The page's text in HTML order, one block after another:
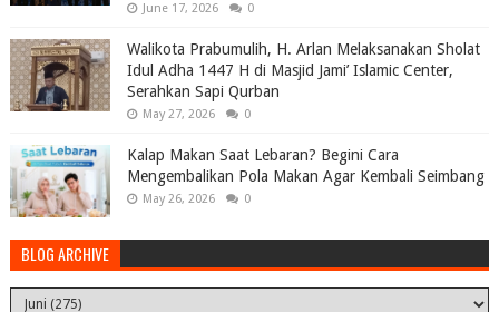
June 17, 2026 0
Walikota Prabumulih, H. Arlan Melaksanakan Sholat
Idul Adha 1447 H di Masjid Jami’ Islamic Center,
Serahkan Sapi Qurban
May 27, 2026 0
Kalap Makan Saat Lebaran? Begini Cara
Mengembalikan Pola Makan Agar Kembali Seimbang
May 26, 2026 0
BLOG ARCHIVE